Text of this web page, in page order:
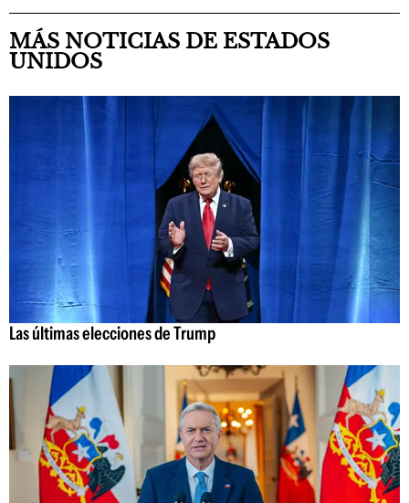
MÁS NOTICIAS DE ESTADOS
UNIDOS
Las últimas elecciones de Trump